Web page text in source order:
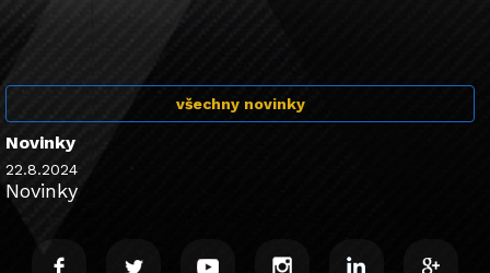
všechny novinky
Novinky
22.8.2024
Novinky